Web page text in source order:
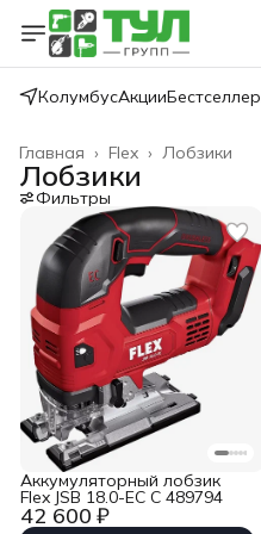
КолумбусАкции
Лобзики
Flex ›
Главная ›
Лобзики
Фильтры
42 600 ₽
Аккумуляторный лобзик
Flex JSB 18.0-EC C 489794